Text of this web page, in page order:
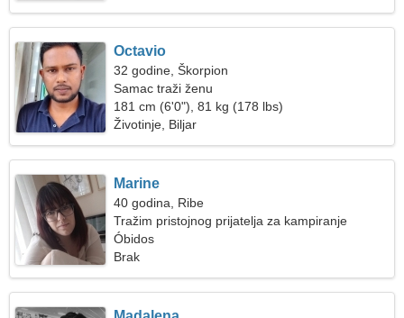
Octavio
32 godine, Škorpion
Samac traži ženu
181 cm (6'0"), 81 kg (178 lbs)
Životinje, Biljar
Marine
40 godina, Ribe
Tražim pristojnog prijatelja za kampiranje
Óbidos
Brak